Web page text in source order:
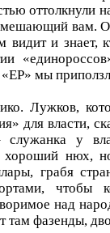
оттолкнули
мешающий вам.
и знает,
мы
Лужков,
для власти,
служанка у
хороший нюх,
грабя
чтобы
над
там фазенды,